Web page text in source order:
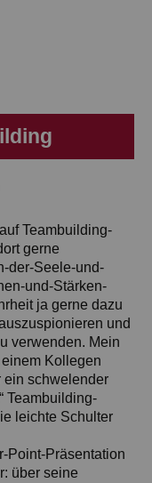
Teambuilding-
gerne
der-Seele-und-
und-Stärken-
ja gerne dazu
und
verwenden. Mein
Kollegen
ein schwelender
Teambuilding-
leichte Schulter
Point-Präsentation
über seine